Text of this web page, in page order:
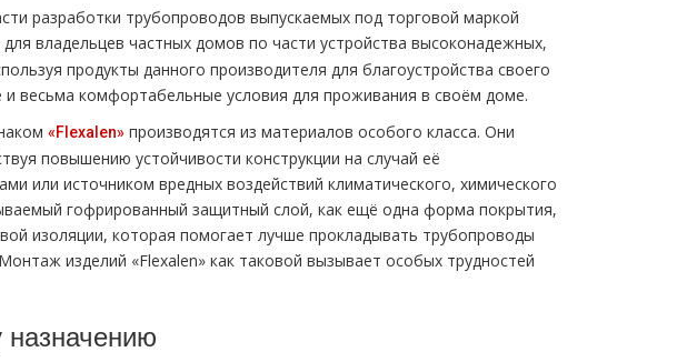
разработки трубопроводов выпускаемых под торговой маркой
владельцев частных домов по части устройства высоконадежных,
продукты данного производителя для благоустройства своего
комфортабельные условия для проживания в своём доме.
«Flexalen»производятся из материалов особого класса. Они
повышению устойчивости конструкции на случай её
или источником вредных воздействий климатического, химического
гофрированный защитный слой, как ещё одна форма покрытия,
изоляции, которая помогает лучше прокладывать трубопроводы
изделий «Flexalen» как таковой вызывает особых трудностей